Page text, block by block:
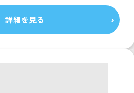
詳細を見る